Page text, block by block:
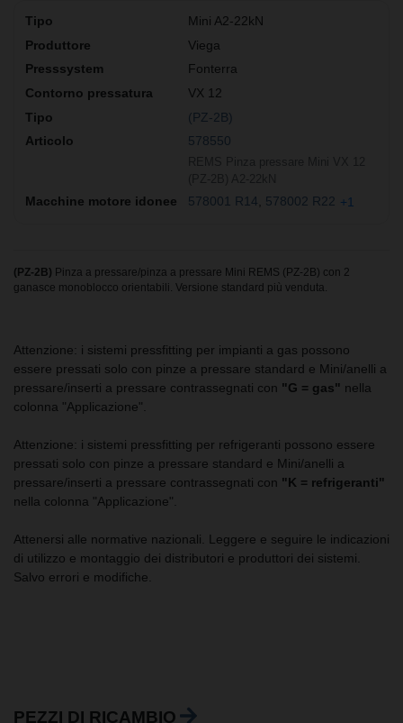
Mini A2-22kN
Viega
Fonterra
VX 12
(PZ-2B)
578550
578001 R14 578002 R22 +1
(PZ-2B) Pinza a pressare/pinza a pressare Mini REMS (PZ-2B) con 2
ganasce monoblocco orientabili. Versione standard più venduta.
Attenzione: i sistemi pressfitting per impianti a gas possono
essere pressati solo con pinze a pressare standard e Mini/anelli a
pressare/inserti a pressare contrassegnati con "G = gas" nella
colonna "Applicazione".
Attenzione: i sistemi pressfitting per refrigeranti possono essere
pressati solo con pinze a pressare standard e Mini/anelli a
pressare/inserti a pressare contrassegnati con "K = refrigeranti"
nella colonna "Applicazione".
Attenersi alle normative nazionali. Leggere e seguire le indicazioni
di utilizzo e montaggio dei distributori e produttori dei sistemi.
Salvo errori e modifiche.
PEZZI DI RICAMBIO